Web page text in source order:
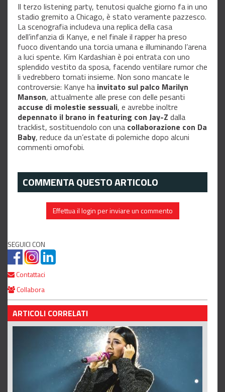
Il terzo listening party, tenutosi qualche giorno fa in uno
stadio gremito a Chicago, è stato veramente pazzesco.
La scenografia includeva una replica della casa
dell’infanzia di Kanye, e nel finale il rapper ha preso
fuoco diventando una torcia umana e illuminando l’arena
a luci spente. Kim Kardashian è poi entrata con uno
splendido vestito da sposa, facendo ventilare rumor che
li vedrebbero tornati insieme. Non sono mancate le
controversie: Kanye ha invitato sul palco Marilyn
Manson, attualmente alle prese con delle pesanti
accuse di molestie sessuali, e avrebbe inoltre
depennato il brano in featuring con Jay-Z dalla
tracklist, sostituendolo con una collaborazione con Da
Baby, reduce da un’estate di polemiche dopo alcuni
commenti omofobi.
COMMENTA QUESTO ARTICOLO
Effettua il login per inviare un commento
SEGUICI CON
Contattaci
Collabora
ARTICOLI CORRELATI